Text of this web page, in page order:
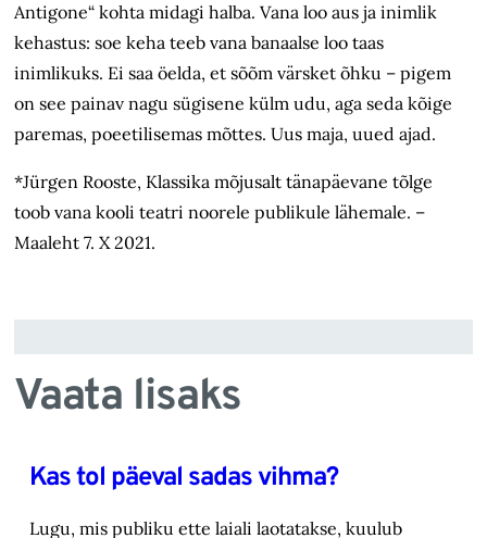
Antigone“ kohta midagi halba. Vana loo aus ja inimlik
kehastus: soe keha teeb vana banaalse loo taas
inimlikuks. Ei saa öelda, et sõõm värsket õhku – pigem
on see painav nagu sügisene külm udu, aga seda kõige
paremas, poeetilisemas mõttes. Uus maja, uued ajad.
*Jürgen Rooste, Klassika mõjusalt tänapäevane tõlge
toob vana kooli teatri noorele publikule lähemale. –
Maaleht 7. X 2021.
Vaata lisaks
Kas tol päeval sadas vihma?
Lugu, mis publiku ette laiali laotatakse, kuulub